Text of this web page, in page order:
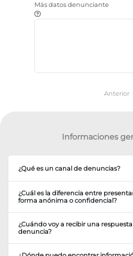
Más datos denunciante
Observaciones a aportar
Anterior
Informaciones
¿Qué es un canal de denuncias?
¿Cuál es la diferencia entre
forma anónima o confidencial?
¿Cuándo voy a recibir una
denuncia?